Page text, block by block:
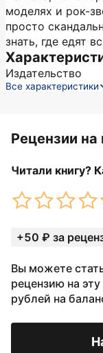
моделях и рок-
просто
знать, где едят
Издательство
Все характеристики
Рецензии на
Читали книгу?
+50 ₽ за
Вы можете
рецензию на
рублей на